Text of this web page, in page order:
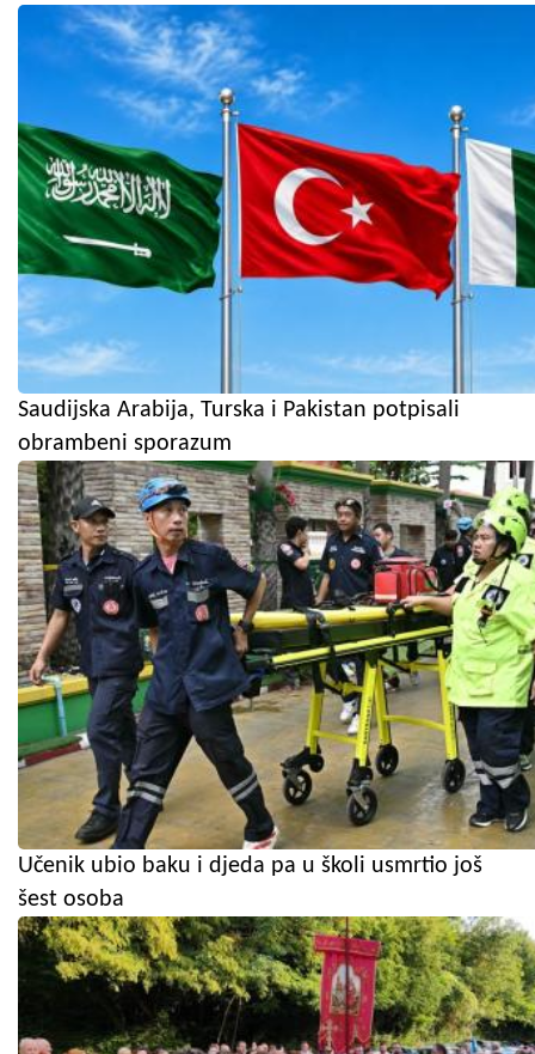
Saudijska Arabija, Turska i Pakistan potpisali
obrambeni sporazum
Učenik ubio baku i djeda pa u školi usmrtio još
šest osoba